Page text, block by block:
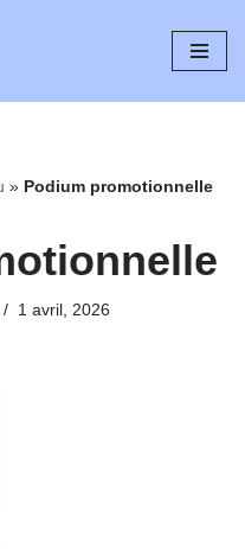
» Podium promotionnelle
1 avril, 2026